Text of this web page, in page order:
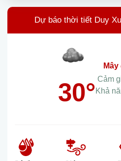
Dự báo thời tiết Duy
30° Cảm
Khả